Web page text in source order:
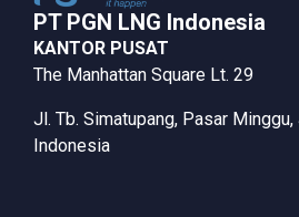
PT PGN LNG Indonesia​
KANTOR PUSAT
The Manhattan Square Lt. 29
Jl. Tb. Simatupang, Pasar
Indonesia